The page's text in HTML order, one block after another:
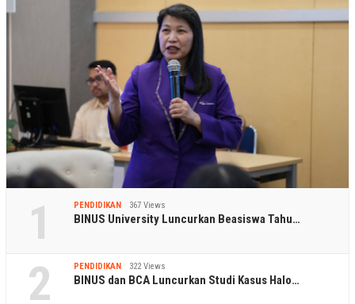
1 PENDIDIKAN 367 Views
BINUS University Luncurkan Beasiswa Tahu…
2 PENDIDIKAN 322 Views
BINUS dan BCA Luncurkan Studi Kasus Halo…